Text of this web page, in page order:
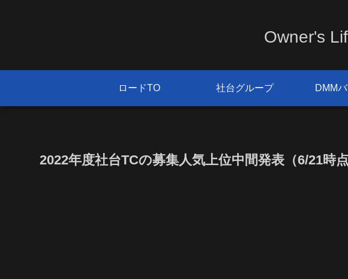
Owner's
ロードTO 社台グループ DMM
2022年度社台TCの募集人気上位中間発表（6/21時点